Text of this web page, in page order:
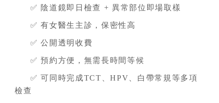
✅ 陰道鏡即日檢查 + 異常部位即場取樣
✅ 有女醫生主診，保密性高
✅ 公開透明收費
✅ 預約方便，無需長時間等候
✅ 可同時完成TCT、HPV、白帶常規等多項
檢查